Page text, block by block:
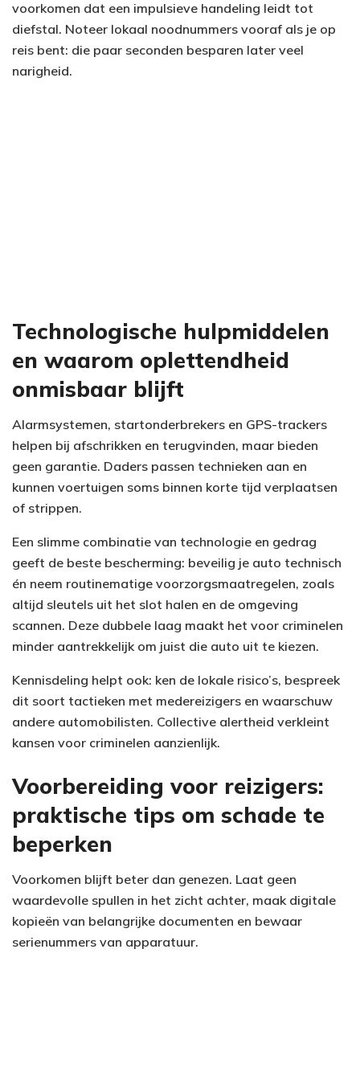
voorkomen dat een impulsieve handeling leidt tot
diefstal. Noteer lokaal noodnummers vooraf als je op
reis bent: die paar seconden besparen later veel
narigheid.
Technologische hulpmiddelen
en waarom oplettendheid
onmisbaar blijft
Alarmsystemen, startonderbrekers en GPS-trackers
helpen bij afschrikken en terugvinden, maar bieden
geen garantie. Daders passen technieken aan en
kunnen voertuigen soms binnen korte tijd verplaatsen
of strippen.
Een slimme combinatie van technologie en gedrag
geeft de beste bescherming: beveilig je auto technisch
én neem routinematige voorzorgsmaatregelen, zoals
altijd sleutels uit het slot halen en de omgeving
scannen. Deze dubbele laag maakt het voor criminelen
minder aantrekkelijk om juist die auto uit te kiezen.
Kennisdeling helpt ook: ken de lokale risico’s, bespreek
dit soort tactieken met medereizigers en waarschuw
andere automobilisten. Collective alertheid verkleint
kansen voor criminelen aanzienlijk.
Voorbereiding voor reizigers:
praktische tips om schade te
beperken
Voorkomen blijft beter dan genezen. Laat geen
waardevolle spullen in het zicht achter, maak digitale
kopieën van belangrijke documenten en bewaar
serienummers van apparatuur.